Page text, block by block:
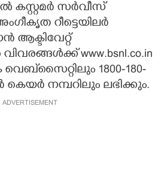
സർവീസ്
റീട്ടെയിലർ
ആക്ടിവേറ്റ്
www.bsnl.co.in
1800-180-
കെയർ നമ്പറിലും ലഭിക്കും.
ADVERTISEMENT